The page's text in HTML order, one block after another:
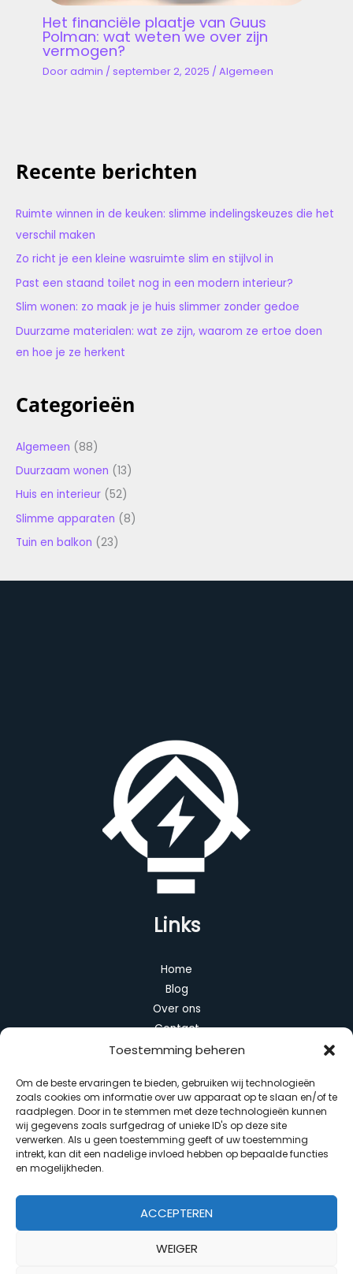
Toestemming beheren
Om de beste ervaringen te bieden, gebruiken wij technologieën
zoals cookies om informatie over uw apparaat op te slaan en/of te
raadplegen. Door in te stemmen met deze technologieën kunnen
wij gegevens zoals surfgedrag of unieke ID's op deze site
verwerken. Als u geen toestemming geeft of uw toestemming
intrekt, kan dit een nadelige invloed hebben op bepaalde functies
en mogelijkheden.
ACCEPTEREN
WEIGER
Het financiële plaatje van Guus
Polman: wat weten we over zijn
vermogen?
Dooradmin /september 2, 2025 /Algemeen
Recente berichten
Ruimte winnen in de keuken: slimme indelingskeuzes die het
verschil maken
Zo richt je een kleine wasruimte slim en stijlvol in
Past een staand toilet nog in een modern interieur?
Slim wonen: zo maak je je huis slimmer zonder gedoe
Duurzame materialen: wat ze zijn, waarom ze ertoe doen
en hoe je ze herkent
Categorieën
Algemeen (88)
Duurzaam wonen (13)
Huis en interieur (52)
Slimme apparaten (8)
Tuin en balkon (23)
Links
Home
Blog
Over ons
Contact
Categorieën
Algemeen
Duurzaam wonen
Huis en interieur
Slimme apparaten